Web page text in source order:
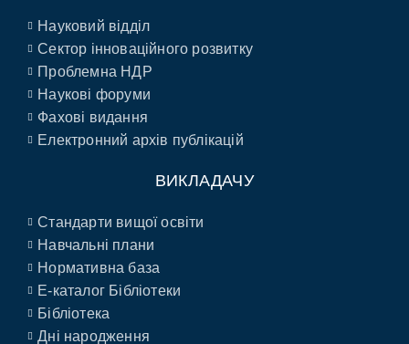
Науковий відділ
Сектор інноваційного розвитку
Проблемна НДР
Наукові форуми
Фахові видання
Електронний архів публікацій
ВИКЛАДАЧУ
Стандарти вищої освіти
Навчальні плани
Нормативна база
E-каталог Бібліотеки
Бібліотека
Дні народження